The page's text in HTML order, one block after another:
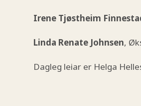
Irene Tjøstheim
Linda Renate Johnsen,
Dagleg leiar er Helga